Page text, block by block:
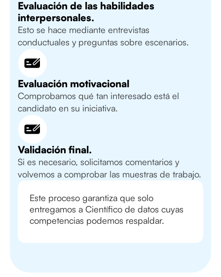
Evaluación de las habilidades
interpersonales.
Esto se hace mediante entrevistas
conductuales y preguntas sobre escenarios.
Evaluación motivacional
Comprobamos qué tan interesado está el
candidato en su iniciativa.
Validación final.
Si es necesario, solicitamos comentarios y
volvemos a comprobar las muestras de trabajo.
Este proceso garantiza que solo
entregamos a Científico de datos cuyas
competencias podemos respaldar.